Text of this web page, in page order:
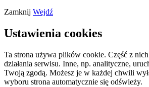
Zamknij Wejdź
Ustawienia cookies
Ta strona używa plików cookie. Część z
działania serwisu. Inne, np. analityczne,
Twoją zgodą. Możesz je w każdej chwili
wyboru strona automatycznie się odświeży.